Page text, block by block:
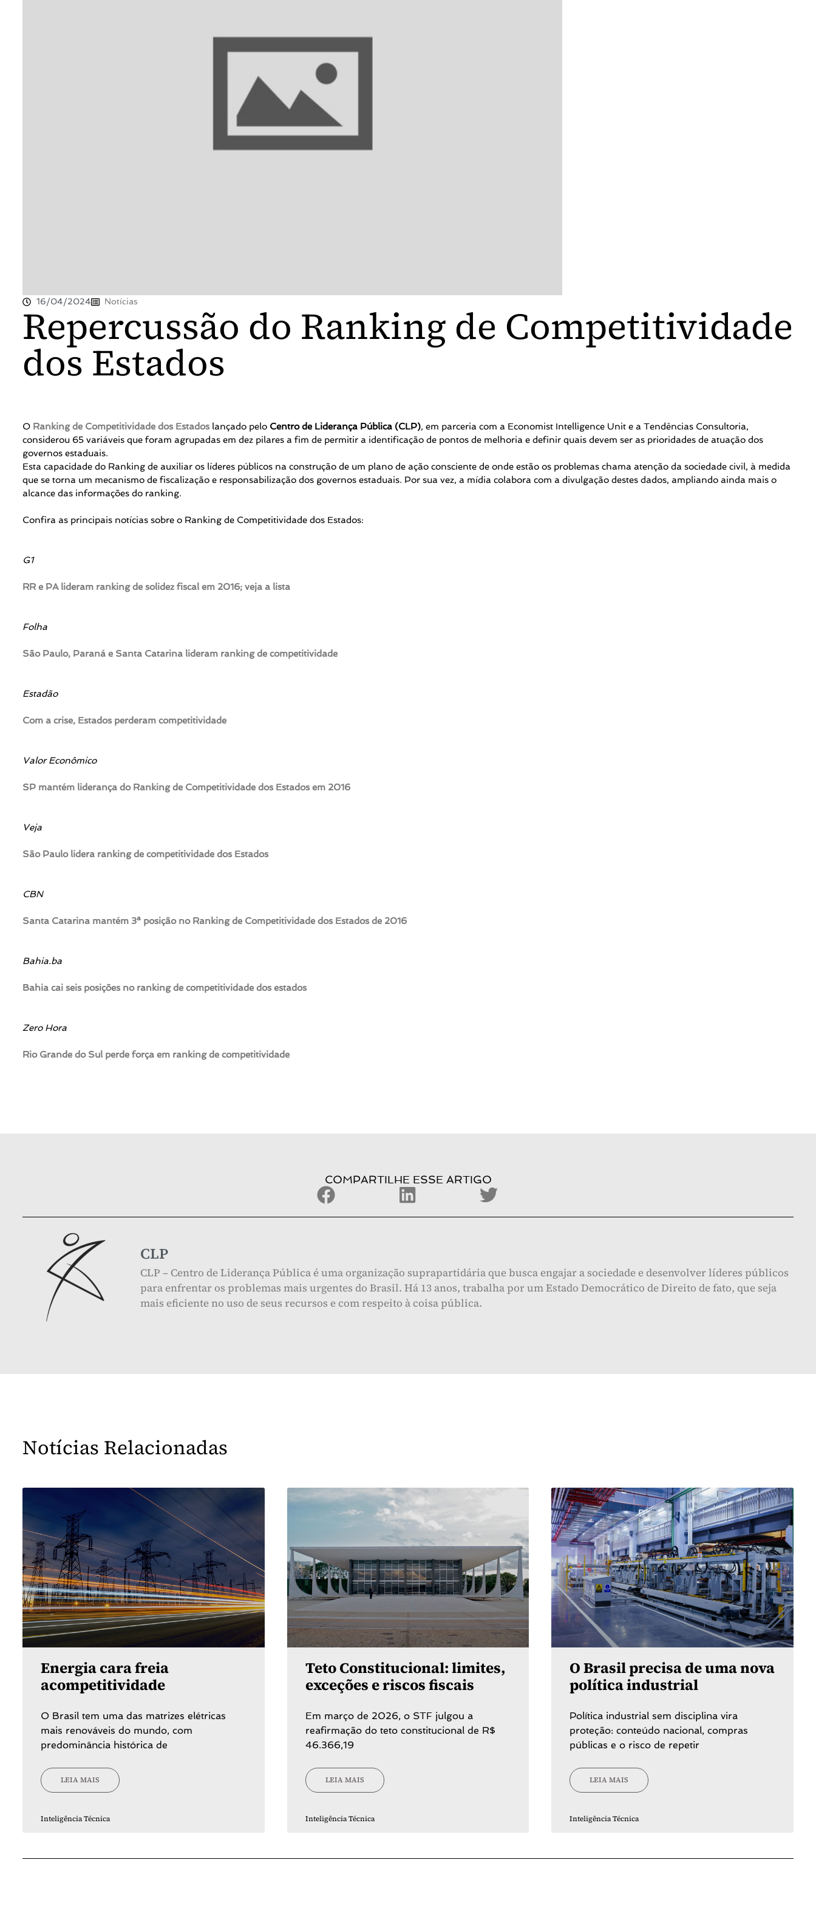
16/04/2024 Notícias
Repercussão do Ranking de Competitividade
dos Estados
O Ranking de Competitividade dos Estadoslançado pelo Centro de Liderança Pública (CLP), em parceria com a Economist Intelligence Unit e a Tendências Consultoria,
considerou 65 variáveis que foram agrupadas em dez pilares a fim de permitir a identificação de pontos de melhoria e definir quais devem ser as prioridades de atuação dos
governos estaduais.
Esta capacidade do Ranking de auxiliar os líderes públicos na construção de um plano de ação consciente de onde estão os problemas chama atenção da sociedade civil, à medida
que se torna um mecanismo de fiscalização e responsabilização dos governos estaduais. Por sua vez, a mídia colabora com a divulgação destes dados, ampliando ainda mais o
alcance das informações do ranking.
Confira as principais notícias sobre o Ranking de Competitividade dos Estados:
G1
RR e PA lideram ranking de solidez fiscal em 2016; veja a lista
Folha
São Paulo, Paraná e Santa Catarina lideram ranking de competitividade
Estadão
Com a crise, Estados perderam competitividade
Valor Econômico
SP mantém liderança do Ranking de Competitividade dos Estados em 2016
Veja
São Paulo lidera ranking de competitividade dos Estados
CBN
Santa Catarina mantém 3ª posição no Ranking de Competitividade dos Estados de 2016
Bahia.ba
Bahia cai seis posições no ranking de competitividade dos estados
Zero Hora
Rio Grande do Sul perde força em ranking de competitividade
COMPARTILHE ESSE ARTIGO
CLP
CLP – Centro de Liderança Pública é uma organização suprapartidária que busca engajar a sociedade e desenvolver líderes públicos
para enfrentar os problemas mais urgentes do Brasil. Há 13 anos, trabalha por um Estado Democrático de Direito de fato, que seja
mais eficiente no uso de seus recursos e com respeito à coisa pública.
Notícias Relacionadas
Energia cara freia
acompetitividade
O Brasil tem uma das matrizes elétricas
mais renováveis do mundo, com
predominância histórica de
LEIA MAIS
Inteligência Técnica
Teto Constitucional: limites,
exceções e riscos fiscais
Em março de 2026, o STF julgou a
reafirmação do teto constitucional de R$
46.366,19
LEIA MAIS
Inteligência Técnica
O Brasil precisa de uma nova
política industrial
Política industrial sem disciplina vira
proteção: conteúdo nacional, compras
públicas e o risco de repetir
LEIA MAIS
Inteligência Técnica